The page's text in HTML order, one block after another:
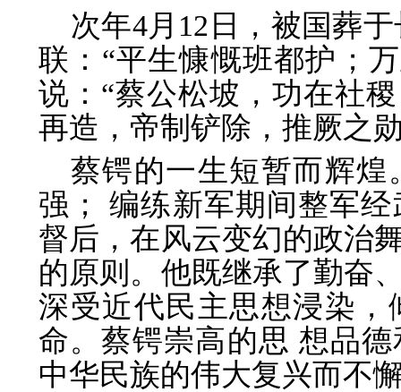
次年4月12日，被国葬
联：“平生慷慨班都护；
说：“蔡公松坡，功在社
再造，帝制铲除，推厥之
蔡锷的一生短暂而辉
强； 编练新军期间整军
督后，在风云变幻的政治
的原则。他既继承了勤奋
深受近代民主思想浸染
命。蔡锷崇高的思 想品
中华民族的伟大复兴而不